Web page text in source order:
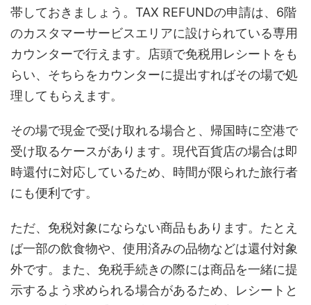
帯しておきましょう。TAX REFUNDの申請は、6階
のカスタマーサービスエリアに設けられている専用
カウンターで行えます。店頭で免税用レシートをも
らい、そちらをカウンターに提出すればその場で処
理してもらえます。
その場で現金で受け取れる場合と、帰国時に空港で
受け取るケースがあります。現代百貨店の場合は即
時還付に対応しているため、時間が限られた旅行者
にも便利です。
ただ、免税対象にならない商品もあります。たとえ
ば一部の飲食物や、使用済みの品物などは還付対象
外です。また、免税手続きの際には商品を一緒に提
示するよう求められる場合があるため、レシートと